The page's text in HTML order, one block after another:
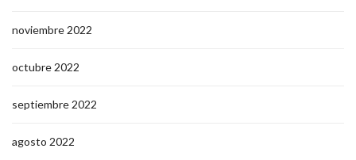
noviembre 2022
octubre 2022
septiembre 2022
agosto 2022